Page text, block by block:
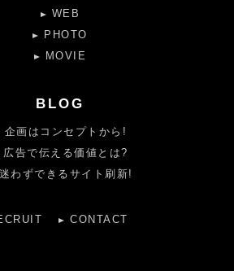
WEB
PHOTO
MOVIE
BLOG
企画はコンセプトから!
広告で伝える価値とは?
迷わずできるサイト刷新!
CONTACT